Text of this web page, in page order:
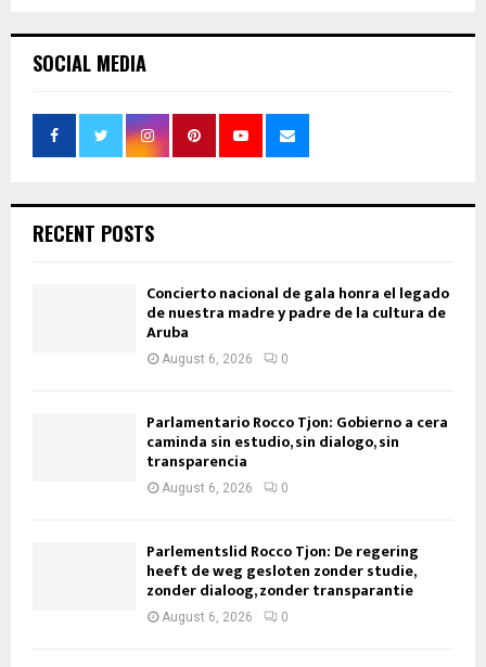
SOCIAL MEDIA
RECENT POSTS
Concierto nacional de gala honra el legado
de nuestra madre y padre de la cultura de
Aruba
August 6, 2026 0
Parlamentario Rocco Tjon: Gobierno a cera
caminda sin estudio, sin dialogo, sin
transparencia
August 6, 2026 0
Parlementslid Rocco Tjon: De regering
heeft de weg gesloten zonder studie,
zonder dialoog, zonder transparantie
August 6, 2026 0